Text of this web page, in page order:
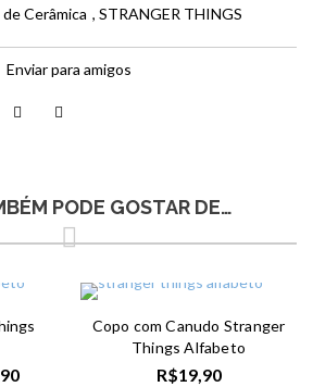
Cerâmica , STRANGER THINGS
Enviar para amigos
PODE GOSTAR DE…
Copo com Canudo Stranger
Things Alfabeto
R$19,90